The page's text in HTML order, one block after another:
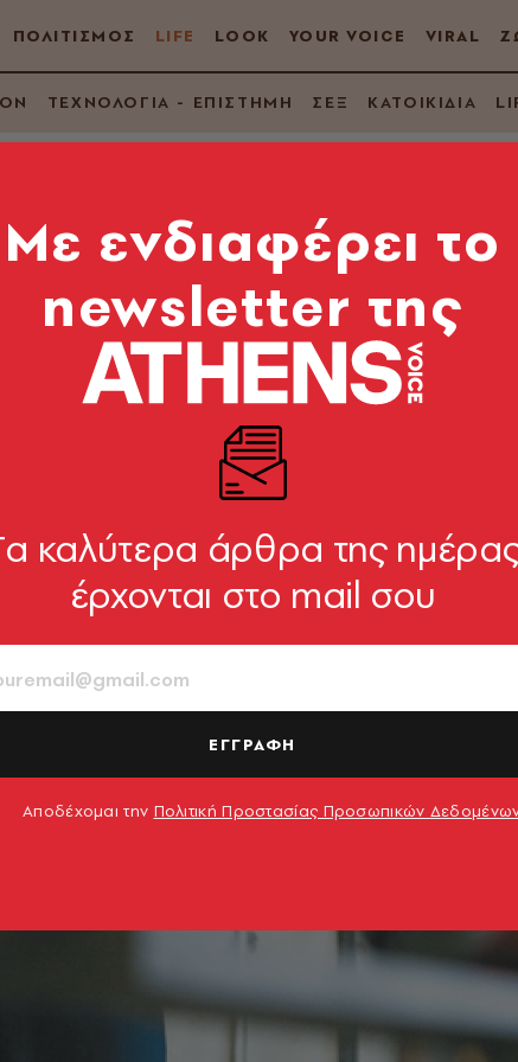
ΠΟΛΙΤΙΣΜΟΣ LIFE LOOK YOUR VOICE VIRAL
ΤΕΧΝΟΛΟΓΙΑ - ΕΠΙΣΤΗΜΗ ΣΕΞ ΚΑΤΟΙΚΙΔΙΑ
-
Mε ενδιαφέρει το
newsletter της
καλύτερα άρθρα της
έρχονται στο mail σου
ΕΓΓΡΑΦΗ
Αποδέχομαι την Πολιτική Προστασίας Προσωπικών